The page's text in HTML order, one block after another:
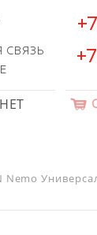
СВЯЗЬ
Nemo